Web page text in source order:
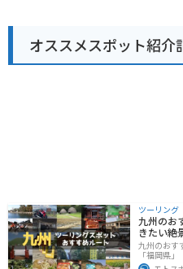
立公園に浮かぶ
かがでしょう
オススメスポット紹介
ツーリング
九州のお
きたい絶
九州のおす
「福岡県
「宮崎都」